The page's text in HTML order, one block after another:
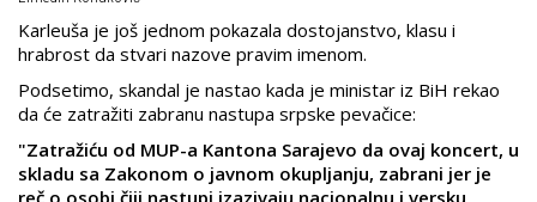
Karleuša je još jednom pokazala dostojanstvo, klasu i
hrabrost da stvari nazove pravim imenom.
Podsetimo, skandal je nastao kada je ministar iz BiH rekao
da će zatražiti zabranu nastupa srpske pevačice:
"Zatražiću od MUP-a Kantona Sarajevo da ovaj koncert, u
skladu sa Zakonom o javnom okupljanju, zabrani jer je